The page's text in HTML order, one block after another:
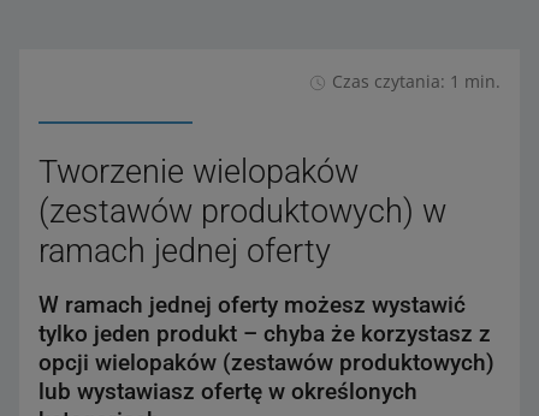
Czas czytania: 1 min.
Tworzenie wielopaków
(zestawów produktowych) w
ramach jednej oferty
W ramach jednej oferty możesz wystawić
tylko jeden produkt – chyba że korzystasz z
opcji wielopaków (zestawów produktowych)
lub wystawiasz ofertę w określonych